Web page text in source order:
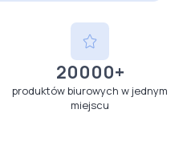
20000+
produktów biurowych w jednym
miejscu